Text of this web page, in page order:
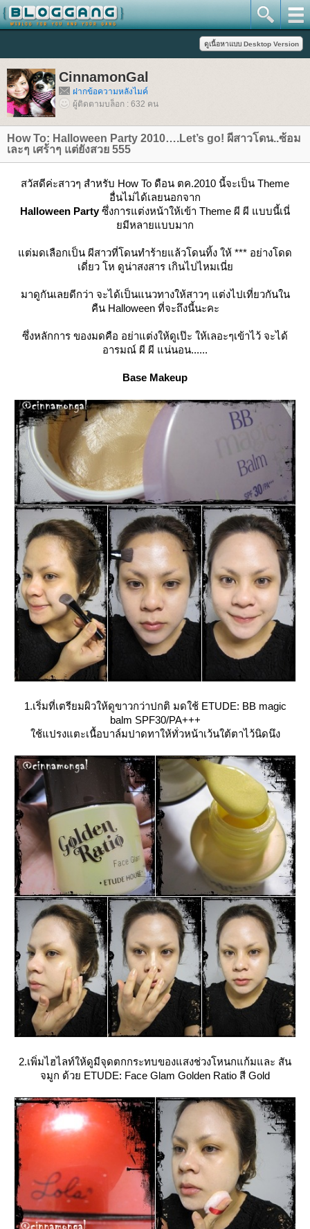
CinnamonGal
ฝากข้อความหลังไมค์
ผู้ติดตามบล็อก : 632 คน
How To: Halloween Party 2010….Let’s go! ผีสาวโดน..ซ้อม
เละๆ เศร้าๆ แต่ยังสวย 555
สวัสดีค่ะสาวๆ สำหรับ How To ดือน ตค.2010 นี้จะเป็น Theme
อื่นไม่ได้เลยนอกจาก
Halloween Partyซึ่งการแต่งหน้าให้เข้า Theme ผี ผี แบบนี้เนี่
มีหลายแบบมาก
ต่มดเลือกเป็น ผีสาวที่โดนทำร้ายแล้วโดนทิ้ง ให้ *** อย่างโดด
เดี่ยว โห ดูน่าสงสาร เกินไปไหมเนี่
มาดูกันเลยดีกว่า จะได้เป็นแนวทางให้สาวๆ แต่งไปเที่ยวกันใน
คืน Halloween ที่จะถึงนี้นะคะ
ซึ่งหลักการ ของมดคือ อย่าแต่งให้ดูเป๊ะ ให้เลอะๆเข้าไว้ จะได้
อารมณ์ ผี ผี แน่นอน......
Base Makeup
1.เริ่มที่เตรียมผิวให้ดูขาวกว่าปกติ มดใช้ ETUDE: BB magic
balm SPF30/PA+++
ช้แปรงแตะเนื้อบาล์มปาดทาให้ทั่วหน้าเว้นใต้ตาไว้นิดนึง
2.เพิ่มไฮไลท์ให้ดูมีจุดตกกระทบของแสงช่วงโหนกแก้มและ สัน
จมูก ด้วย ETUDE: Face Glam Golden Ratio สี Gold